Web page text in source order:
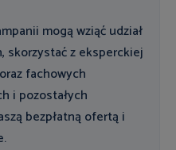
mogą wziąć udział
skorzystać z eksperckiej
fachowych
i pozostałych
bezpłatną ofertą i